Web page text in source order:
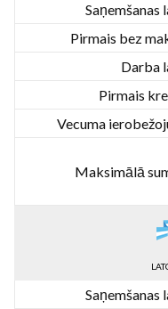
Saņemšanas
Pirmais bez
Darba
Pirmais
Vecuma
Maksimālā
Saņemšanas